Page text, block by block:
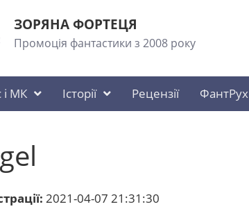
ЗОРЯНА ФОРТЕЦЯ
Промоція фантастики з 2008 року
і МК Історії Рецензії ФантРух
2021-04-07 21:31:30